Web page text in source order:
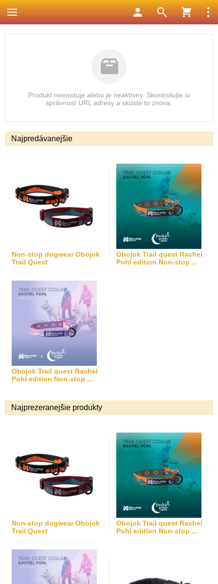
Produkt neexistuje alebo je neaktívny. Skontrolujte si
správnosť URL adresy a skúste to znova.
Najpredávanejšie
Non-stop dogwear Obojok
Trail Quest
Obojok Trail quest Rachel
Pohl edition Non-stop ...
Obojok Trail quest Rachel
Pohl edition Non-stop ...
Najprezeranejšie produkty
Non-stop dogwear Obojok
Trail Quest
Obojok Trail quest Rachel
Pohl edition Non-stop ...